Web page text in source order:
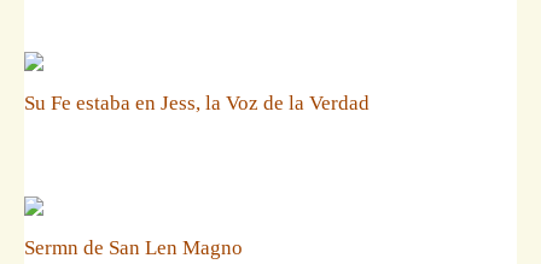
Su Fe estaba en Jess, la Voz de la Verdad
Sermn de San Len Magno